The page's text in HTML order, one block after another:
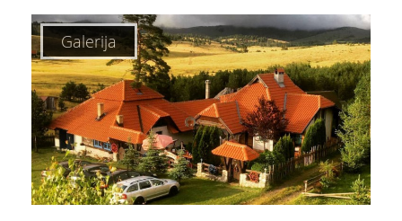
Galerija